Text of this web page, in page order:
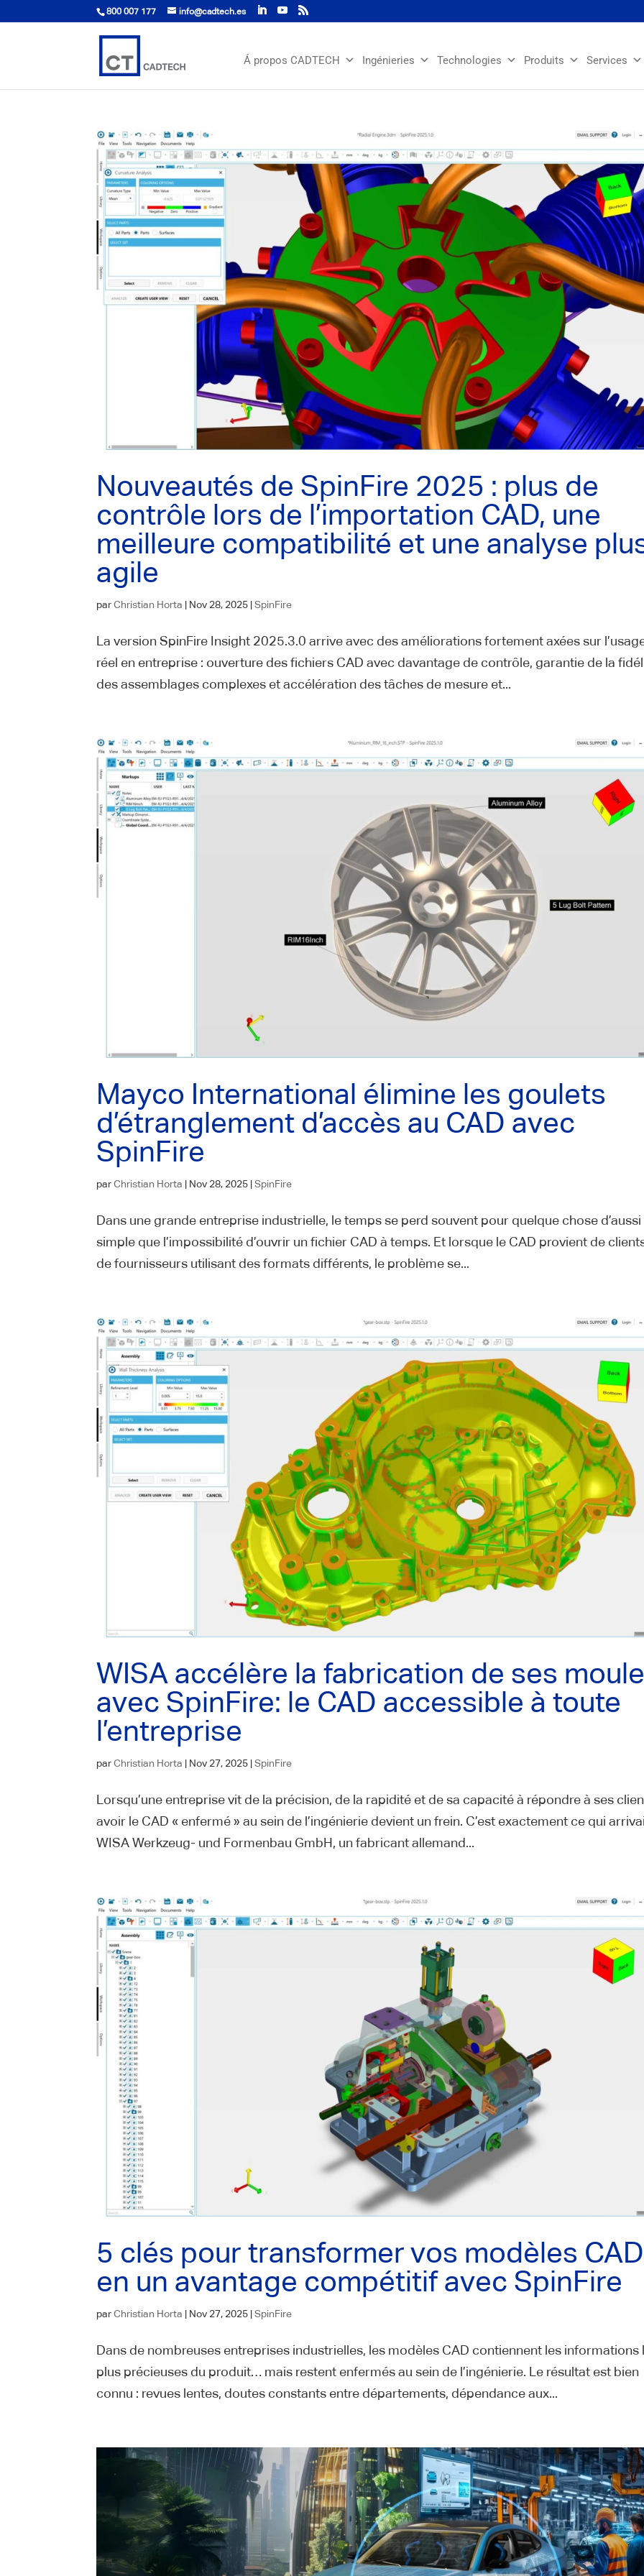
800 007 177 info@cadtech.es
Á propos CADTECH Ingénieries Technologies Produits Services
Nouveautés de SpinFire 2025 : plus de
contrôle lors de l’importation CAD, une
meilleure compatibilité et une analyse
agile
parChristian Horta | Nov 28, 2025 |SpinFire
La version SpinFire Insight 2025.3.0 arrive avec des améliorations fortement axées sur
réel en entreprise : ouverture des fichiers CAD avec davantage de contrôle, garantie de la
des assemblages complexes et accélération des tâches de mesure et...
Mayco International élimine les goulets
d’étranglement d’accès au CAD avec
SpinFire
parChristian Horta | Nov 28, 2025 |SpinFire
Dans une grande entreprise industrielle, le temps se perd souvent pour quelque chose d’aussi
simple que l’impossibilité d’ouvrir un fichier CAD à temps. Et lorsque le CAD provient de
de fournisseurs utilisant des formats différents, le problème se...
WISA accélère la fabrication de ses
avec SpinFire: le CAD accessible à toute
l’entreprise
parChristian Horta | Nov 27, 2025 |SpinFire
Lorsqu’une entreprise vit de la précision, de la rapidité et de sa capacité à répondre à ses
avoir le CAD « enfermé » au sein de l’ingénierie devient un frein. C’est exactement ce qui
WISA Werkzeug- und Formenbau GmbH, un fabricant allemand...
5 clés pour transformer vos modèles CAD
en un avantage compétitif avec SpinFire
parChristian Horta | Nov 27, 2025 |SpinFire
Dans de nombreuses entreprises industrielles, les modèles CAD contiennent les informations
plus précieuses du produit… mais restent enfermés au sein de l’ingénierie. Le résultat est bien
connu : revues lentes, doutes constants entre départements, dépendance aux...